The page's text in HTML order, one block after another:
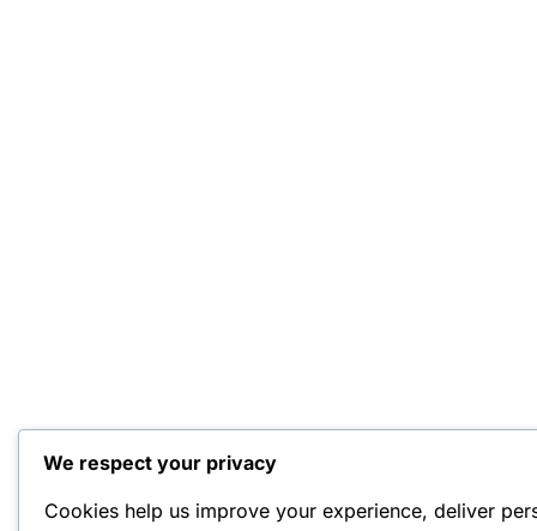
We respect your privacy
Cookies help us improve your experience, deliver